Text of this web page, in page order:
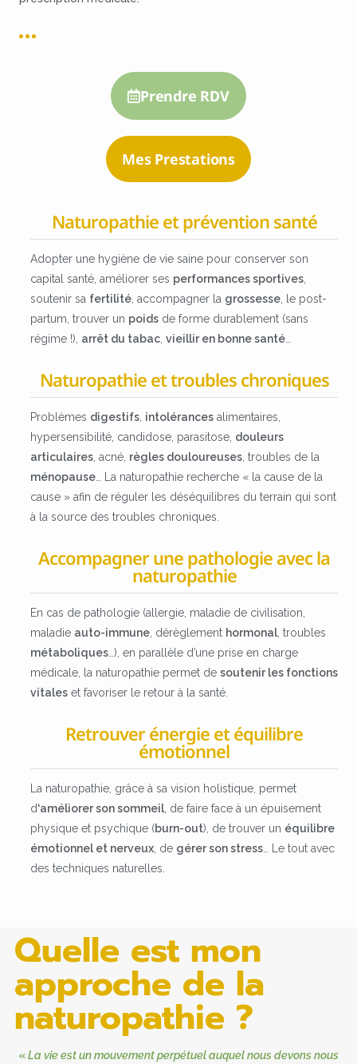
Prendre RDV
Mes Prestations
Naturopathie et prévention santé
Adopter une hygiène de vie saine pour conserver son
capital santé, améliorer ses performances sportives
soutenir sa fertilité , accompagner la grossesse , le post-
partum, trouver un poids de forme durablement (sans
régime !), arrêt du tabac vieillir en bonne santé
Naturopathie et troubles chroniques
Problèmes digestifs intolérances alimentaires,
hypersensibilité, candidose, parasitose, douleurs
articulaires , acné, règles douloureuses , troubles de la
ménopause … La naturopathie recherche « la cause de la
cause » afin de réguler les déséquilibres du terrain qui sont
à la source des troubles chroniques.
Accompagner une pathologie avec la
naturopathie
En cas de pathologie (allergie, maladie de civilisation,
maladie auto-immune , dérèglement hormonal , troubles
métaboliques …), en parallèle d’une prise en charge
médicale, la naturopathie permet de soutenir les fonctions
vitales et favoriser le retour à la santé.
Retrouver énergie et équilibre
émotionnel
La naturopathie, grâce à sa vision holistique, permet
d‘améliorer son sommeil , de faire face à un épuisement
physique et psychique (burn-out), de trouver un équilibre
émotionnel et nerveux , de gérer son stress … Le tout avec
des techniques naturelles.
Quelle est mon
approche de la
naturopathie ?
«La vie est un mouvement perpétuel auquel nous devons nous